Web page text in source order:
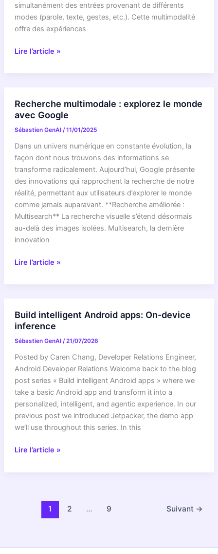
simultanément des entrées provenant de différents
modes (parole, texte, gestes, etc.). Cette multimodalité
offre des expériences
Découvrez
interactions
multimodales
pour
des
applications
nouvelle
génération
Lire l’article »
Recherche multimodale : explorez le monde
avec Google
Sébastien GenAI /11/01/2025
Dans un univers numérique en constante évolution, la
façon dont nous trouvons des informations se
transforme radicalement. Aujourd’hui, Google présente
des innovations qui rapprochent la recherche de notre
réalité, permettant aux utilisateurs d’explorer le monde
comme jamais auparavant. **Recherche améliorée :
Multisearch** La recherche visuelle s’étend désormais
au-delà des images isolées. Multisearch, la dernière
innovation
Recherche
monde
avec
Google
Lire l’article »
Build intelligent Android apps: On-device
inference
Sébastien GenAI /21/07/2026
Posted by Caren Chang, Developer Relations Engineer,
Android Developer Relations Welcome back to the blog
post series « Build intelligent Android apps » where we
take a basic Android app and transform it into a
personalized, intelligent, and agentic experience. In our
previous post we introduced Jetpacker, the demo app
we’ll use throughout this series. In this
Build
inference
Lire l’article »
1 2 … 9 Suivant →